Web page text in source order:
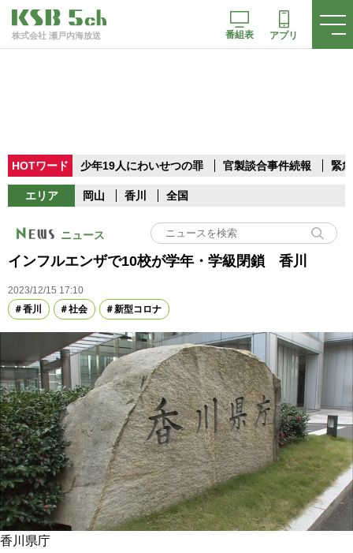
株式会社 瀬戸内海放送 番組表 アプリ
HOTワード 少年19人にわいせつの罪 官製談合事件続報 緊
エリア 岡山 香川 全国
ニュース
インフルエンザで10校が学年・学級閉鎖 香川
2023/12/15 17:10
香川
社会 新型コロナ
香川県庁